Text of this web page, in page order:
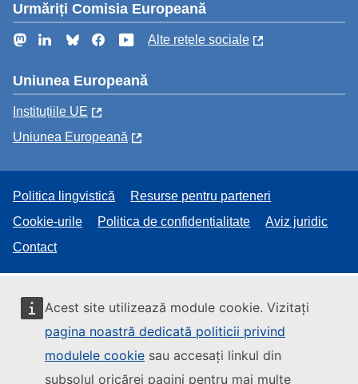
Acest site utilizează module cookie. Vizitați
pagina noastră dedicată politicii privind
modulele cookie sau accesați linkul din
subsolul oricărei pagini pentru mai multe
Urmăriți Comisia Europeană
MastodonLinkedInBlueskyFacebookYouTube
Alte rețele sociale
Uniunea Europeană
Instituțiile UE
Uniunea Europeană
Politica lingvistică
Resurse pentru parteneri
Cookie-urile
Politica de confidențialitate
Aviz juridic
Contact